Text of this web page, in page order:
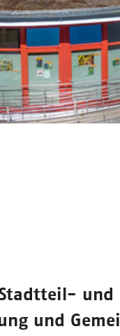
Stadtteil- und
und